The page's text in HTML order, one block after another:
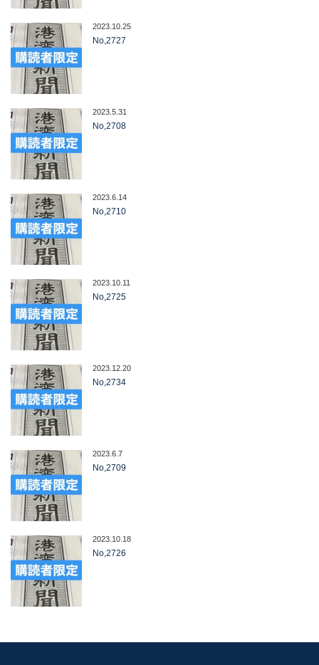
2023.10.25
No,2727
2023.5.31
No,2708
2023.6.14
No,2710
2023.10.11
No,2725
2023.12.20
No,2734
2023.6.7
No,2709
2023.10.18
No,2726